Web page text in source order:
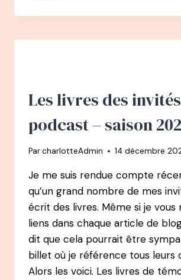
CAMILLE
–
CONTAGIEUX
CROISSANTS
BEURRE
Les livres des
podcast – saison
ParcharlotteAdmin 14 décembre
Je me suis rendue compte
qu’un grand nombre de mes
écrit des livres. Même si je vous
liens dans chaque article de
dit que cela pourrait être sympa
billet où je référence tous leurs
Alors les voici. Les livres de